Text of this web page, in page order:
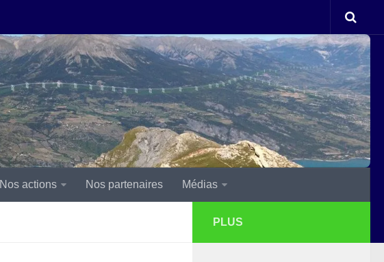
Nos actions Nos partenaires Médias
PLUS